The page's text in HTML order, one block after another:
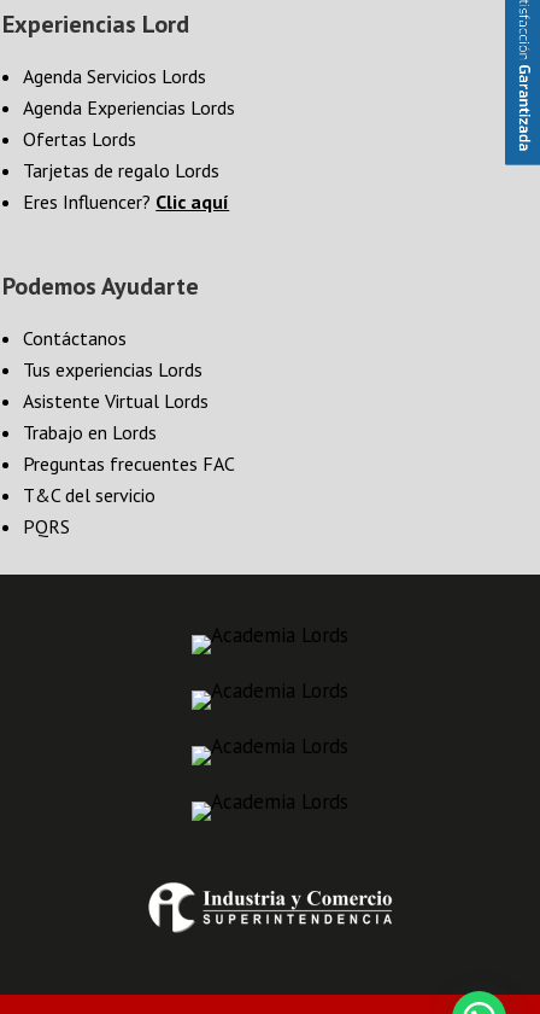
Experiencias Lord
Agenda Servicios Lords
Agenda Experiencias Lords
Ofertas Lords
Tarjetas de regalo Lords
Eres Influencer? Clic aquí
Podemos Ayudarte
Contáctanos
Tus experiencias Lords
Asistente Virtual Lords
Trabajo en Lords
Preguntas frecuentes FAC
T&C del servicio
PQRS